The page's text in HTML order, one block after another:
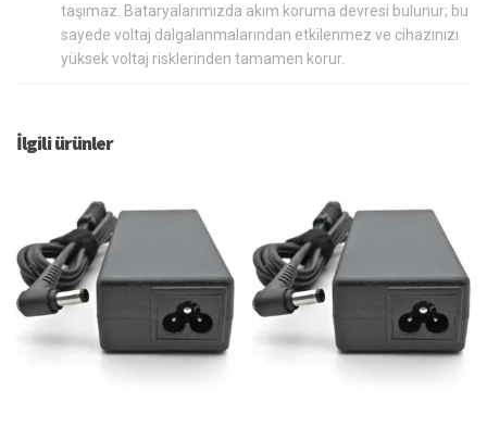
taşımaz. Bataryalarımızda akım koruma devresi bulunur; bu
sayede voltaj dalgalanmalarından etkilenmez ve cihazınızı
yüksek voltaj risklerinden tamamen korur.
İlgili ürünler